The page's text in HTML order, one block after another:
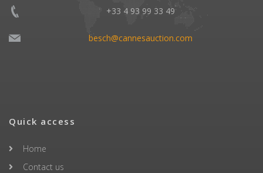
+33 4 93 99 33 49
besch@cannesauction.com
Quick access
Home
Contact us